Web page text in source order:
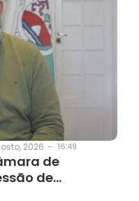
2026 - 16:49
de
de…